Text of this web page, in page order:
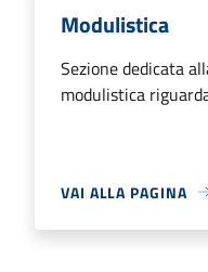
Modulistica
Sezione dedicata
modulistica
VAI ALLA PAGINA